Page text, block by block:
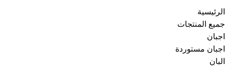
الرئيسية
جميع المنتجات
اجبان
اجبان مستوردة
البان